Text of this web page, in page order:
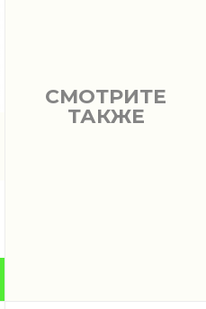
СМОТРИТЕ
ТАКЖЕ